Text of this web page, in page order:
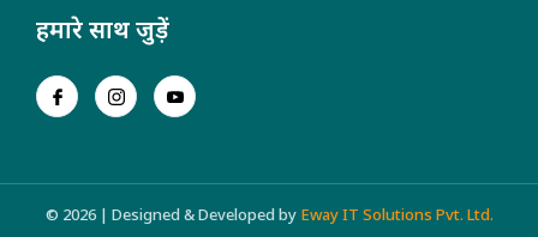
हमारे साथ जुड़ें
© 2026 | Designed & Developed by Eway IT Solutions Pvt. Ltd.